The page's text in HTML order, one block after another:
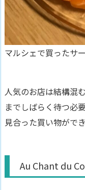
マルシェで買ったサ
人気のお店は結構混
までしばらく待つ必
見合った買い物がで
Au Chant du